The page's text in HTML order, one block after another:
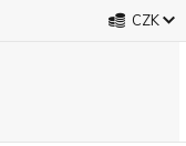
CZK